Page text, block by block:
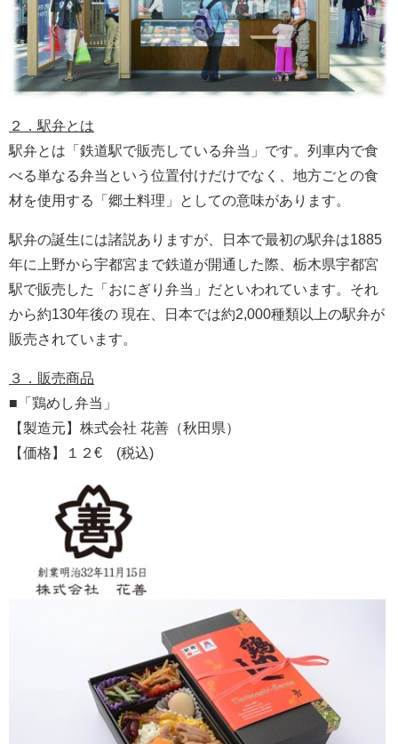
２．駅弁とは
駅弁とは「鉄道駅で販売している弁当」です。列車内で食
べる単なる弁当という位置付けだけでなく、地方ごとの食
材を使用する「郷土料理」としての意味があります。
駅弁の誕生には諸説ありますが、日本で最初の駅弁は1885
年に上野から宇都宮まで鉄道が開通した際、栃木県宇都宮
駅で販売した「おにぎり弁当」だといわれています。それ
から約130年後の 現在、日本では約2,000種類以上の駅弁が
販売されています。
３．販売商品
■「鶏めし弁当」
【製造元】株式会社 花善（秋田県）
【価格】１２€ (税込)